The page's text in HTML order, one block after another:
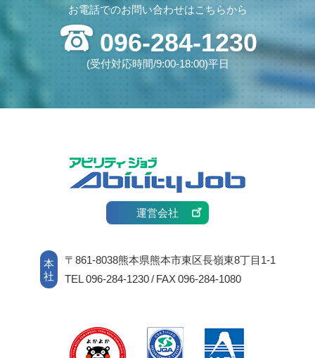
お電話でのお問い合わせはこちらから
096-284-1230
(受付対応時間/9:00-18:00)平日
運営会社
本
社
〒861-8038熊本県熊本市東区長嶺東8丁目1-1
TEL 096-284-1230 / FAX 096-284-1080